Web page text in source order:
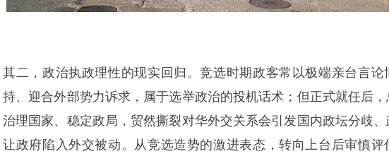
其二，政治执政理性的现实回归。竞选时期政客常以极端亲台言论
持、迎合外部势力诉求，属于选举政治的投机话术；但正式就任后
治理国家、稳定政局，贸然撕裂对华外交关系会引发国内政坛分歧
让政府陷入外交被动。从竞选造势的激进表态，转向上台后审慎评